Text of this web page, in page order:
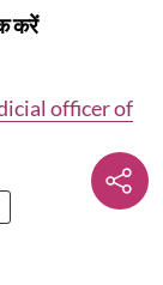
करें
officer of